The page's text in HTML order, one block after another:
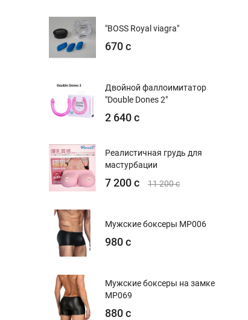
"BOSS Royal viagra"
670 с
Двойной фаллоимитатор
"Double Dones 2"
2 640 с
Реалистичная грудь для
мастурбации
7 200 с 11 200 с
Мужские боксеры MP006
980 с
Мужские боксеры на замке
MP069
880 с